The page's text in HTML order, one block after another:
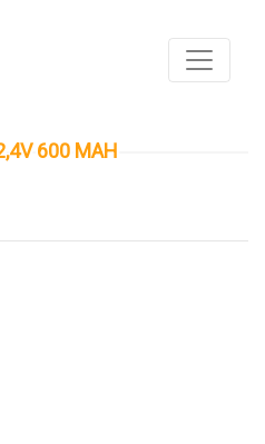
600 MAH